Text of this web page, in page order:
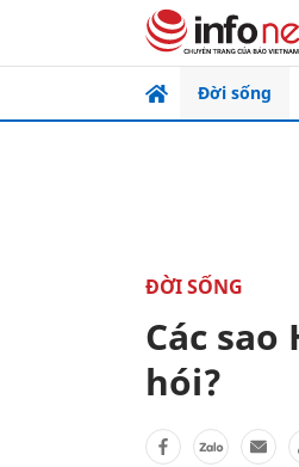
Đời sống
ĐỜI SỐNG
Các
hói?